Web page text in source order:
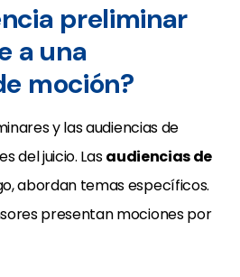
preliminar
a una
moción?
y las audiencias de
del juicio. Lasaudiencias de
abordan temas específicos.
presentan mociones por